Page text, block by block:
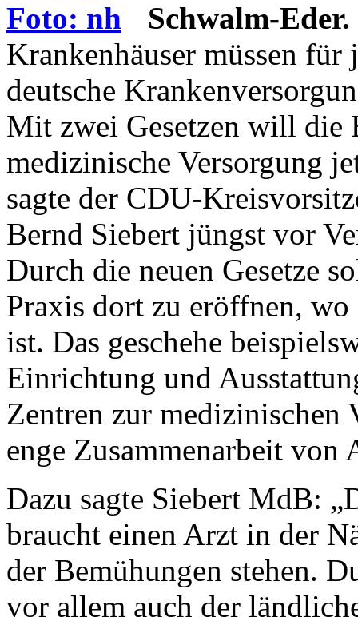
Schwalm-Eder.
Krankenhäuser müssen
deutsche
Mit zwei Gesetzen will die
medizinische Versorgung
sagte der CDU-
Bernd Siebert jüngst vor
Durch die neuen Gesetze
Praxis dort zu eröffnen,
ist. Das geschehe
Einrichtung und
Zentren zur medizinischen
enge Zusammenarbeit von
Dazu sagte Siebert MdB:
braucht einen Arzt in der
der Bemühungen stehen.
vor allem auch der